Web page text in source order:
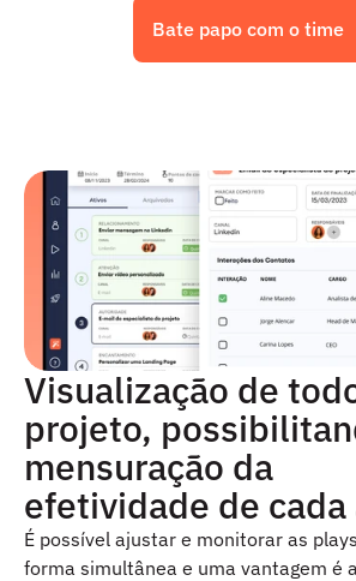
Bate papo com o time
Visualização de
projeto,
mensuração da
efetividade de cada
É possível ajustar e monitorar as
forma simultânea e uma vantagem é a